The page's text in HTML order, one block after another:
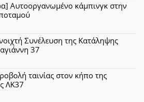
Αυτοοργανωμένο κάμπινγκ στην
Συνέλευση της Κατάληψης
37
ταινίας στον κήπο της
ΛΚ37